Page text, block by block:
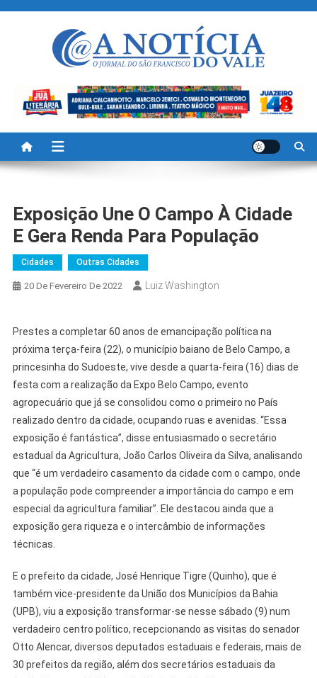
A Noticia Do Vale
Exposição Une O Campo À Cidade
E Gera Renda Para População
Cidades Outras Cidades
20 De Fevereiro De 2022 Luiz Washington
Prestes a completar 60 anos de emancipação política na
próxima terça-feira (22), o município baiano de Belo Campo, a
princesinha do Sudoeste, vive desde a quarta-feira (16) dias de
festa com a realização da Expo Belo Campo, evento
agropecuário que já se consolidou como o primeiro no País
realizado dentro da cidade, ocupando ruas e avenidas. “Essa
exposição é fantástica”, disse entusiasmado o secretário
estadual da Agricultura, João Carlos Oliveira da Silva, analisando
que “é um verdadeiro casamento da cidade com o campo, onde
a população pode compreender a importância do campo e em
especial da agricultura familiar”. Ele destacou ainda que a
exposição gera riqueza e o intercâmbio de informações
técnicas.
E o prefeito da cidade, José Henrique Tigre (Quinho), que é
também vice-presidente da União dos Municípios da Bahia
(UPB), viu a exposição transformar-se nesse sábado (9) num
verdadeiro centro político, recepcionando as visitas do senador
Otto Alencar, diversos deputados estaduais e federais, mais de
30 prefeitos da região, além dos secretários estaduais da